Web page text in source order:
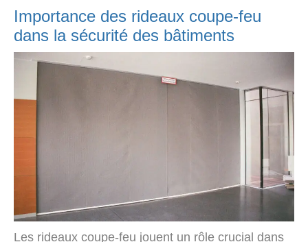
Importance des rideaux coupe-feu
dans la sécurité des bâtiments
Les rideaux coupe-feu jouent un rôle crucial dans